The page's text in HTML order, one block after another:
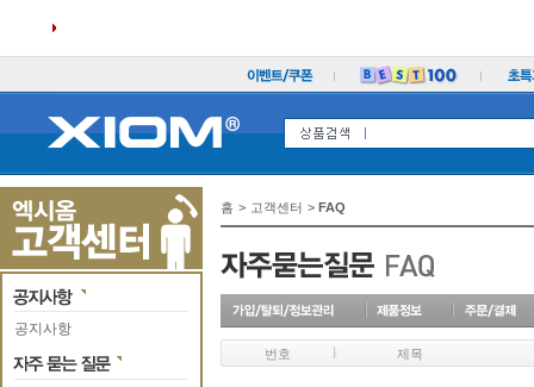
공지사항
홈 > 고객센터 > FAQ
번호 제목